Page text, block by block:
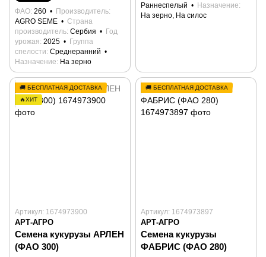
ФАО 260
Производитель
AGRO SEME
Страна
производитель Сербия
Год
урожая 2025
Группа
спелости Среднеранний
Назначение На зерно
Раннеспелый
Назначение
На зерно, На силос
🚚 БЕСПЛАТНАЯ ДОСТАВКА
🔥ХИТ
Артикул: 1674973900
АРТ-АГРО
Семена кукурузы АРЛЕН
(ФАО 300)
🚚 БЕСПЛАТНАЯ ДОСТАВКА
Артикул: 1674973897
АРТ-АГРО
Семена кукурузы
ФАБРИС (ФАО 280)